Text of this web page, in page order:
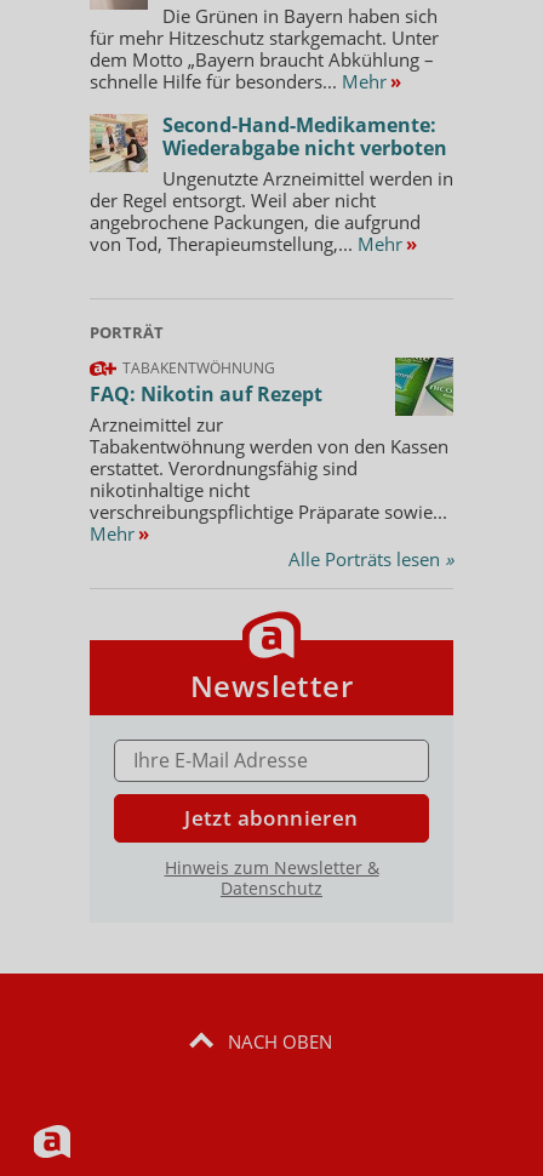
Die Grünen in Bayern haben sich
für mehr Hitzeschutz starkgemacht. Unter
dem Motto „Bayern braucht Abkühlung –
schnelle Hilfe für besonders... Mehr »
Second-Hand-Medikamente:
Wiederabgabe nicht verboten
Ungenutzte Arzneimittel werden in
der Regel entsorgt. Weil aber nicht
angebrochene Packungen, die aufgrund
von Tod, Therapieumstellung,... Mehr »
PORTRÄT
TABAKENTWÖHNUNG
FAQ: Nikotin auf Rezept
Arzneimittel zur
Tabakentwöhnung werden von den Kassen
erstattet. Verordnungsfähig sind
nikotinhaltige nicht
verschreibungspflichtige Präparate sowie...
Mehr »
Alle Porträts lesen »
Newsletter
E-MAIL ADRESSE
Jetzt abonnieren
Hinweis zum Newsletter &
Datenschutz
NACH OBEN